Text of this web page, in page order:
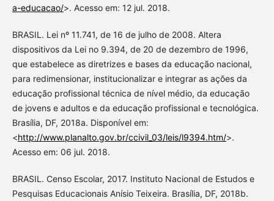
a-educacao/>. Acesso em: 12 jul. 2018.
BRASIL. Lei nº 11.741, de 16 de julho de 2008. Altera
dispositivos da Lei no 9.394, de 20 de dezembro de 1996,
que estabelece as diretrizes e bases da educação nacional,
para redimensionar, institucionalizar e integrar as ações da
educação profissional técnica de nível médio, da educação
de jovens e adultos e da educação profissional e tecnológica.
Brasília, DF, 2018a. Disponível em:
<http://www.planalto.gov.br/ccivil_03/leis/l9394.htm/>.
Acesso em: 06 jul. 2018.
BRASIL. Censo Escolar, 2017. Instituto Nacional de Estudos e
Pesquisas Educacionais Anísio Teixeira. Brasília, DF, 2018b.